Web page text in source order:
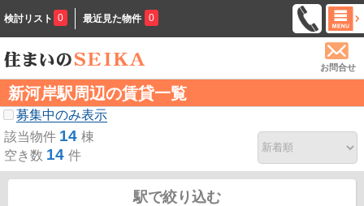
検討リスト 0 最近見た物件 0
お問合せ
新河岸駅周辺の賃貸一覧
募集中のみ表示
該当物件 14 棟
空き数 14 件
駅で絞り込む